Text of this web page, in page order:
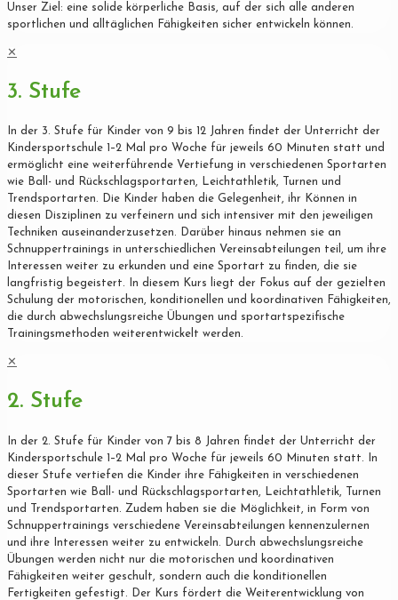
Unser Ziel: eine solide körperliche Basis, auf der sich alle anderen
sportlichen und alltäglichen Fähigkeiten sicher entwickeln können.
✕
3. Stufe
In der 3. Stufe für Kinder von 9 bis 12 Jahren findet der Unterricht der
Kindersportschule 1–2 Mal pro Woche für jeweils 60 Minuten statt und
ermöglicht eine weiterführende Vertiefung in verschiedenen Sportarten
wie Ball- und Rückschlagsportarten, Leichtathletik, Turnen und
Trendsportarten. Die Kinder haben die Gelegenheit, ihr Können in
diesen Disziplinen zu verfeinern und sich intensiver mit den jeweiligen
Techniken auseinanderzusetzen. Darüber hinaus nehmen sie an
Schnuppertrainings in unterschiedlichen Vereinsabteilungen teil, um ihre
Interessen weiter zu erkunden und eine Sportart zu finden, die sie
langfristig begeistert. In diesem Kurs liegt der Fokus auf der gezielten
Schulung der motorischen, konditionellen und koordinativen Fähigkeiten,
die durch abwechslungsreiche Übungen und sportartspezifische
Trainingsmethoden weiterentwickelt werden.
✕
2. Stufe
In der 2. Stufe für Kinder von 7 bis 8 Jahren findet der Unterricht der
Kindersportschule 1–2 Mal pro Woche für jeweils 60 Minuten statt. In
dieser Stufe vertiefen die Kinder ihre Fähigkeiten in verschiedenen
Sportarten wie Ball- und Rückschlagsportarten, Leichtathletik, Turnen
und Trendsportarten. Zudem haben sie die Möglichkeit, in Form von
Schnuppertrainings verschiedene Vereinsabteilungen kennenzulernen
und ihre Interessen weiter zu entwickeln. Durch abwechslungsreiche
Übungen werden nicht nur die motorischen und koordinativen
Fähigkeiten weiter geschult, sondern auch die konditionellen
Fertigkeiten gefestigt. Der Kurs fördert die Weiterentwicklung von